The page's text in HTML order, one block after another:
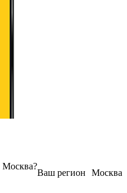
Москва
Ваш регион
Москва?